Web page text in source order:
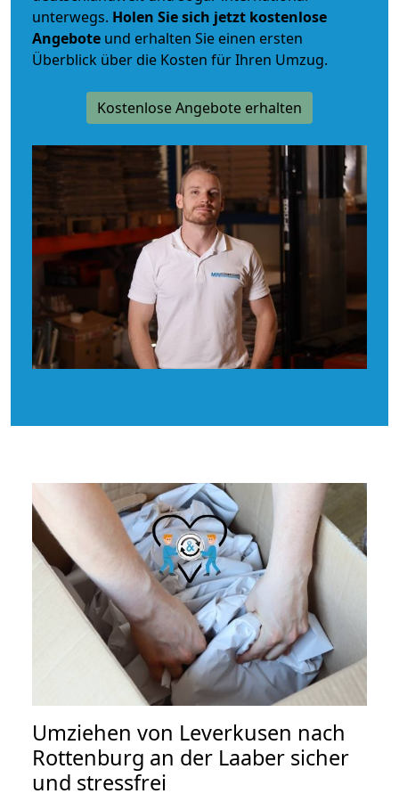
unterwegs. Holen Sie sich jetzt kostenlose
Angebote und erhalten Sie einen ersten
Überblick über die Kosten für Ihren Umzug.
Kostenlose Angebote erhalten
Umziehen von Leverkusen nach
Rottenburg an der Laaber sicher
und stressfrei